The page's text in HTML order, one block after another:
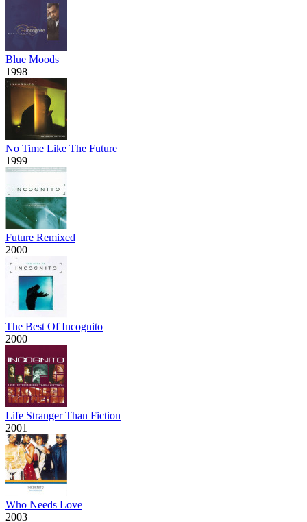
Blue Moods
1998
No Time Like The Future
1999
Future Remixed
2000
The Best Of Incognito
2000
Life Stranger Than Fiction
2001
Who Needs Love
2003